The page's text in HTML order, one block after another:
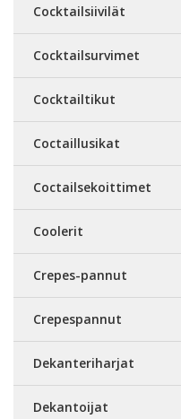
Cocktailsiivilät
Cocktailsurvimet
Cocktailtikut
Coctaillusikat
Coctailsekoittimet
Coolerit
Crepes-pannut
Crepespannut
Dekanteriharjat
Dekantoijat